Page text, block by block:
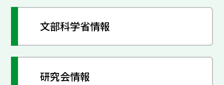
文部科学省情報
研究会情報